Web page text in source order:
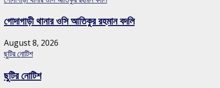
গোদাগাড়ী থানার ওসি আতিকুর রহমান বদলি
August 8, 2026
ছুটির নোটিশ
ছুটির নোটিশ